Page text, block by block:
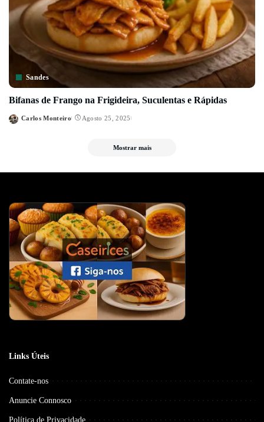
Sandes
Bifanas de Frango na Frigideira, Suculentas e Rápidas
Posted
Carlos Monteiro Agosto 25, 2025
Mostrar mais
Links Úteis
Contate-nos
Anuncie Connosco
Política de Privacidade